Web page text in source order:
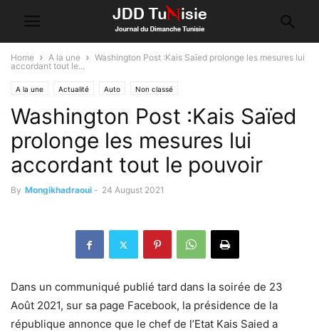
Home A la une
Washington Post :Kais Saïed prolonge les mesures lui
accordant tout le...
A la une Actualité Auto Non classé
Washington Post :Kais Saïed
prolonge les mesures lui
accordant tout le pouvoir
By Mongikhadraoui - 24 August 2021
Dans un communiqué publié tard dans la soirée de 23
Août 2021, sur sa page Facebook, la présidence de la
république annonce que le chef de l’Etat Kais Saied a